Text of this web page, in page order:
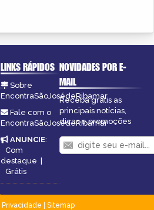
LINKS RÁPIDOS
Sobre
EncontraSãoJosédeRibamar
Fale com o
EncontraSãoJosédeRibamar
ANUNCIE:
Com
destaque |
Grátis
NOVIDADES POR E-
MAIL
Receba grátis as
principais notícias,
dicas e promoções
Privacidade
Sitemap